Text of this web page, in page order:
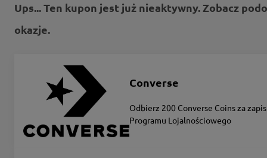
Ups... Ten kupon jest już nieaktywny. Zobacz
okazje.
Converse
Odbierz 200 Converse Coins za
Programu Lojalnościowego